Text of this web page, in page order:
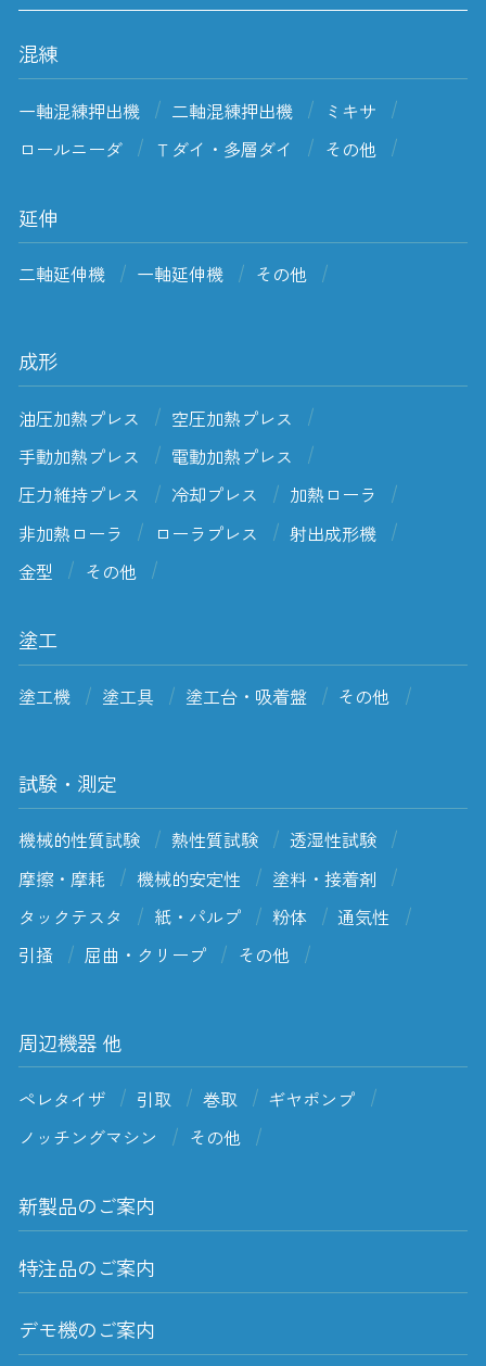
混練
一軸混練押出機 二軸混練押出機
ミキサ
ロールニーダ
Ｔダイ・多層ダイ その他
延伸
二軸延伸機 一軸延伸機 その他
成形
油圧加熱プレス
空圧加熱プレス
手動加熱プレス
電動加熱プレス
圧力維持プレス
冷却プレス
加熱ローラ
非加熱ローラ
ローラプレス
射出成形機
金型
その他
塗工
塗工機 塗工具 塗工台・吸着盤 その他
試験・測定
機械的性質試験 熱性質試験
透湿性試験
摩擦・摩耗
機械的安定性
塗料・接着剤
タックテスタ
紙・パルプ 粉体
通気性
引掻
屈曲・クリープ その他
周辺機器 他
ペレタイザ 引取 巻取
ギヤポンプ
ノッチングマシン
その他
新製品のご案内
特注品のご案内
デモ機のご案内